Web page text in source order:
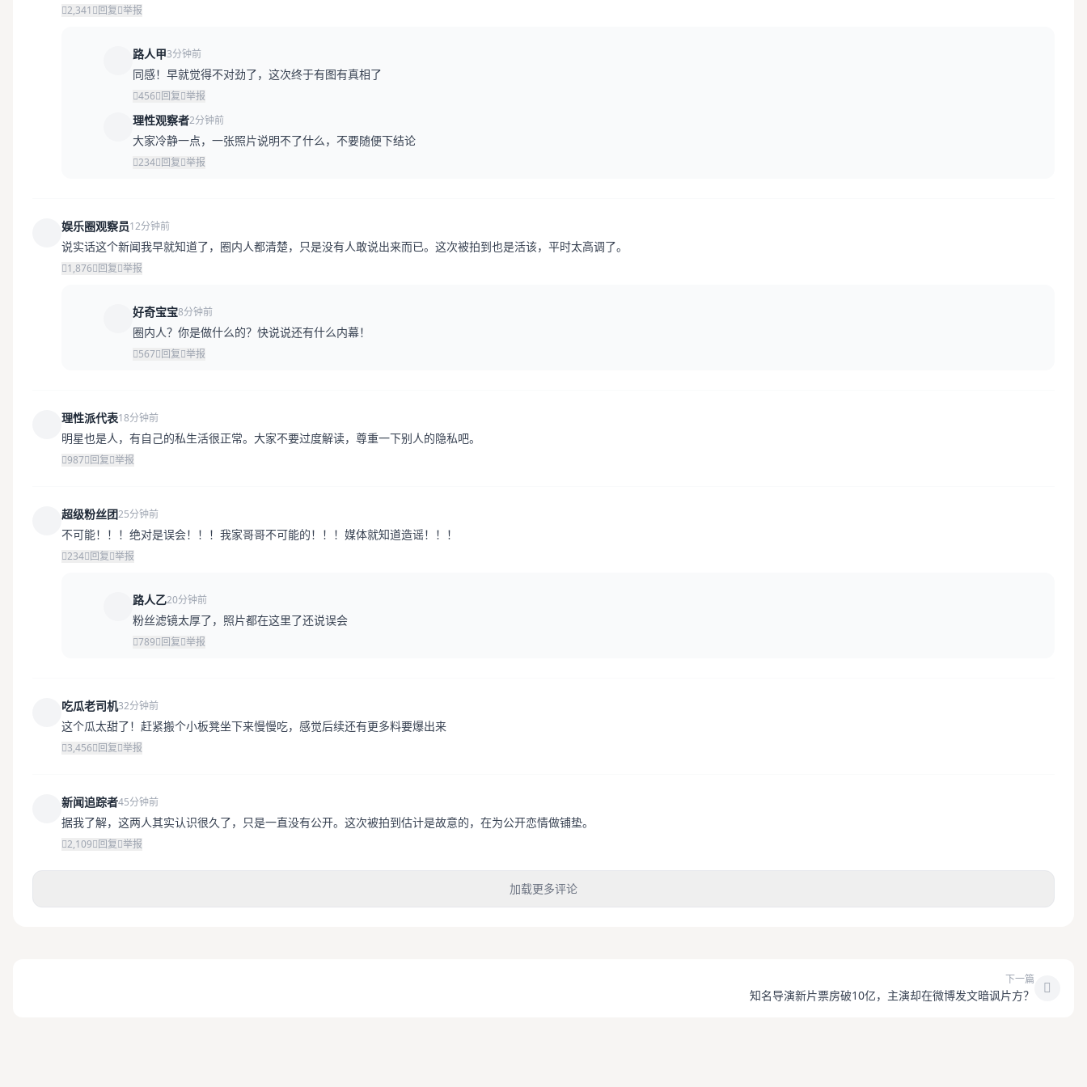
2,341 回复 举报
路人甲3分钟前
同感！早就觉得不对劲了，这次终于有图有真相了
456 回复 举报
理性观察者2分钟前
大家冷静一点，一张照片说明不了什么，不要随便下结论
234 回复 举报
娱乐圈观察员12分钟前
说实话这个新闻我早就知道了，圈内人都清楚，只是没有人敢说出来而已。这次被拍到也是活该，平时太高调了。
1,876 回复 举报
好奇宝宝8分钟前
圈内人？你是做什么的？快说说还有什么内幕！
567 回复 举报
理性派代表18分钟前
明星也是人，有自己的私生活很正常。大家不要过度解读，尊重一下别人的隐私吧。
987 回复 举报
超级粉丝团25分钟前
不可能！！！绝对是误会！！！我家哥哥不可能的！！！媒体就知道造谣！！！
234 回复 举报
路人乙20分钟前
粉丝滤镜太厚了，照片都在这里了还说误会
789 回复 举报
吃瓜老司机32分钟前
这个瓜太甜了！赶紧搬个小板凳坐下来慢慢吃，感觉后续还有更多料要爆出来
3,456 回复 举报
新闻追踪者45分钟前
据我了解，这两人其实认识很久了，只是一直没有公开。这次被拍到估计是故意的，在为公开恋情做铺垫。
2,109 回复 举报
加载更多评论
下一篇
知名导演新片票房破10亿，主演却在微博发文暗讽片方？